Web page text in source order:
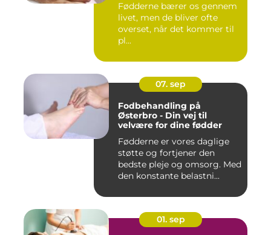
Fødderne bærer os gennem
livet, men de bliver ofte
overset, når det kommer til
pl...
07. sep
Fodbehandling på
Østerbro - Din vej til
velvære for dine fødder
Fødderne er vores daglige
støtte og fortjener den
bedste pleje og omsorg. Med
den konstante belastni...
01. sep